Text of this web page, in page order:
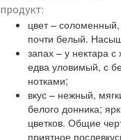
продукт:
цвет –
почти белый.
запах – у нектара
едва уловимый, с
нотками;
вкус – нежный,
белого донника;
цветков. Общие
приятное